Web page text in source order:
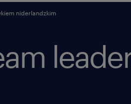
niderlandzkim